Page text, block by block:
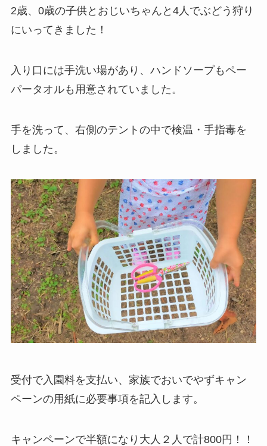
2歳、0歳の子供とおじいちゃんと4人でぶどう狩り
にいってきました！
入り口には手洗い場があり、ハンドソープもペー
パータオルも用意されていました。
手を洗って、右側のテントの中で検温・手指毒を
しました。
受付で入園料を支払い、家族でおいでやずキャン
ペーンの用紙に必要事項を記入します。
キャンペーンで半額になり大人２人で計800円！！